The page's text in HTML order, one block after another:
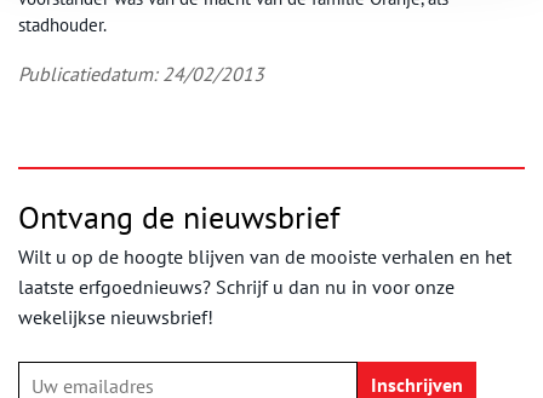
stadhouder.
Publicatiedatum: 24/02/2013
Ontvang de nieuwsbrief
Wilt u op de hoogte blijven van de mooiste verhalen en het
laatste erfgoednieuws? Schrijf u dan nu in voor onze
wekelijkse nieuwsbrief!